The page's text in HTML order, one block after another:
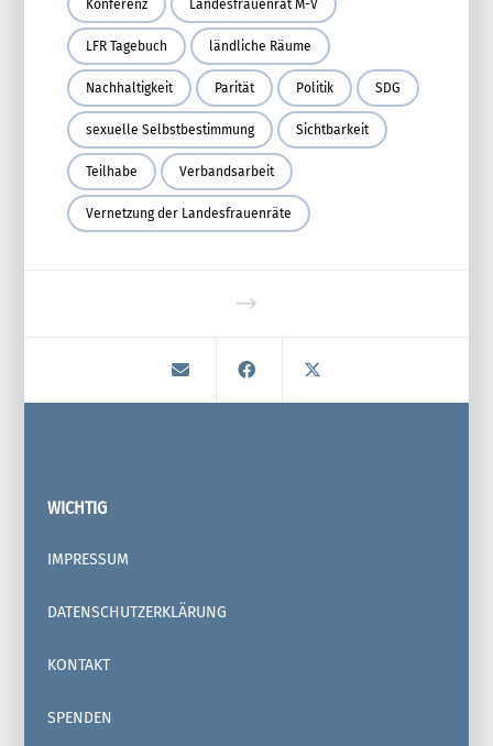
Konferenz Landesfrauenrat M-V
LFR Tagebuch ländliche Räume
Nachhaltigkeit Parität Politik SDG
sexuelle Selbstbestimmung Sichtbarkeit
Teilhabe Verbandsarbeit
Vernetzung der Landesfrauenräte
WICHTIG
IMPRESSUM
DATENSCHUTZERKLÄRUNG
KONTAKT
SPENDEN